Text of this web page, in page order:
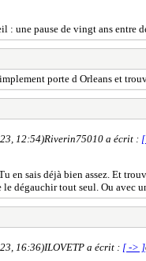
: une pause de vingt ans entre
porte d Orleans et
12:54)Riverin75010 a écrit :
en sais déjà bien assez. Et
le dégauchir tout seul. Ou avec
16:36)ILOVETP a écrit : [ -> ]